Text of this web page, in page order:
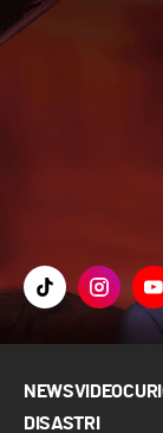
NEWSVIDEO
DISASTRI